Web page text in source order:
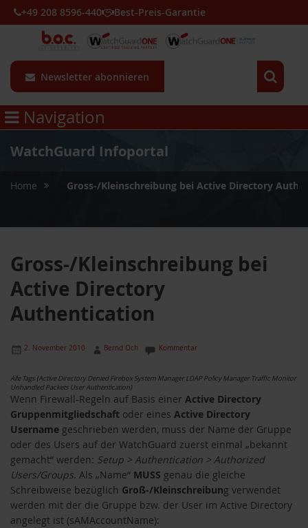
Newsletter abonnieren
+49 208 8596-440 Best-Preis-Garantie
Navigation
WatchGuard Infoportal
Home Gross-/Kleinschreibung bei Active Directory
Gross-/Kleinschreibung bei
Active Directory
Authentication
2. November 2010 Bernd Och Kommentar
Alle Tags (Active Directory Denied Firebox System Manager LDAP Policy Manager Traffic Monitor
Unhandled Packets User Authentication)
Wenn Firewall-Regeln auf Basis einer Active Directory
Gruppenmitgliedschaft oder eines Active Directory
Username geschrieben werden, muss der Name der Gruppe
oder des Users auf der WatchGuard zuerst einmal „bekannt
gemacht“ werden: Setup > Authentication > Authorized
Users/Groups. Als „Name“ MUSS genau die gleiche
Schreibweise bezüglich Groß-/Kleinschreibung verwendet
werden mit der die Gruppe bzw. der User im Active Directory
angelegt ist (sAMAccountName):